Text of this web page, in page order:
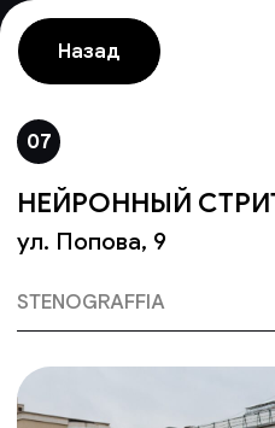
НЕЙРОННЫЙ СТРИТ-АРТ
STENOGRAFFIA